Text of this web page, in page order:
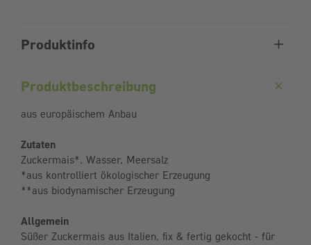
Produktinfo
Produktbeschreibung
aus europäischem Anbau
Zutaten
Zuckermais*, Wasser, Meersalz
*aus kontrolliert ökologischer Erzeugung
**aus biodynamischer Erzeugung
Allgemein
Süßer Zuckermais aus Italien, fix & fertig gekocht - für